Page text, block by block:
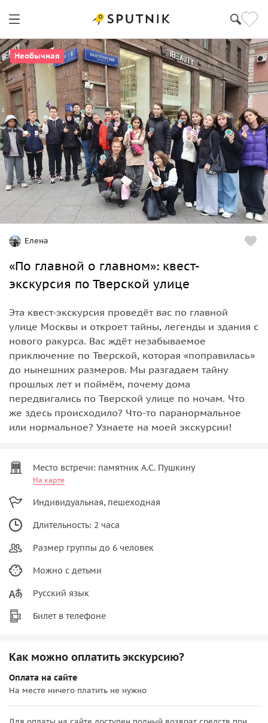
Необычная
Елена
«По главной о главном»: квест-
экскурсия по Тверской улице
Эта квест-экскурсия проведёт вас по главной
улице Москвы и откроет тайны, легенды и здания с
нового ракурса. Вас ждёт незабываемое
приключение по Тверской, которая «поправилась»
до нынешних размеров. Мы разгадаем тайну
прошлых лет и поймём, почему дома
передвигались по Тверской улице по ночам. Что
же здесь происходило? Что-то паранормальное
или нормальное? Узнаете на моей экскурсии!
Место встречи: памятник А.С. Пушкину
На карте
Индивидуальная, пешеходная
Длительность: 2 часа
Размер группы до 6 человек
Можно с детьми
Русский язык
Билет в телефоне
Как можно оплатить экскурсию?
Оплата на сайте
На месте ничего платить не нужно